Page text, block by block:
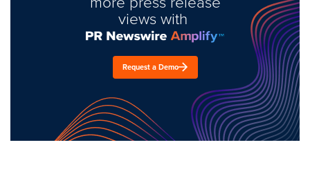
views with
Request a Demo